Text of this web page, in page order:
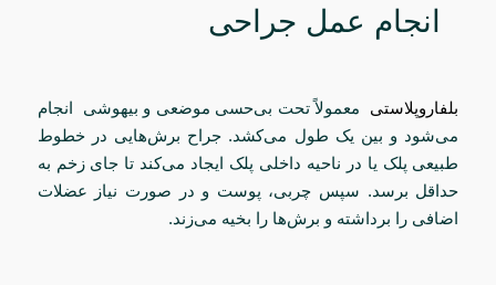
انجام عمل جراحی
بلفاروپلاستی معمولاً تحت بی‌حسی موضعی و بیهوشی انجام
می‌شود و بین یک طول می‌کشد. جراح برش‌هایی در خطوط
طبیعی پلک یا در ناحیه داخلی پلک ایجاد می‌کند تا جای زخم به
حداقل برسد. سپس چربی، پوست و در صورت نیاز عضلات
اضافی را برداشته و برش‌ها را بخیه می‌زند.